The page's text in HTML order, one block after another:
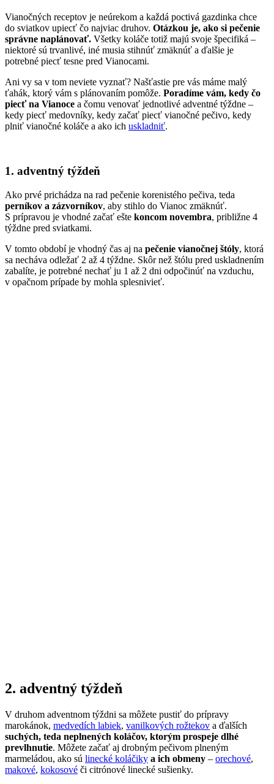
Vianočných receptov je neúrekom a každá poctivá gazdinka chce
do sviatkov upiecť čo najviac druhov. Otázkou je, ako si pečenie
správne naplánovať. Všetky koláče totiž majú svoje špecifiká –
niektoré sú trvanlivé, iné musia stihnúť zmäknúť a ďalšie je
potrebné piecť tesne pred Vianocami.
Ani vy sa v tom neviete vyznať? Našťastie pre vás máme malý
ťahák, ktorý vám s plánovaním pomôže. Poradíme vám, kedy čo
piecť na Vianoce a čomu venovať jednotlivé adventné týždne –
kedy piecť medovníky, kedy začať piecť vianočné pečivo, kedy
plniť vianočné koláče a ako ich uskladniť.
1. adventný týždeň
Ako prvé prichádza na rad pečenie korenistého pečiva, teda
perníkov a zázvorníkov, aby stihlo do Vianoc zmäknúť.
S prípravou je vhodné začať ešte koncom novembra, približne 4
týždne pred sviatkami.
V tomto období je vhodný čas aj na pečenie vianočnej štóly, ktorá
sa necháva odležať 2 až 4 týždne. Skôr než štólu pred uskladnením
zabalíte, je potrebné nechať ju 1 až 2 dni odpočinúť na vzduchu,
v opačnom prípade by mohla splesnivieť.
2. adventný týždeň
V druhom adventnom týždni sa môžete pustiť do prípravy
marokánok, medvedích labiek, vanilkových rožtekov a ďalších
suchých, teda neplnených koláčov, ktorým prospeje dlhé
prevlhnutie. Môžete začať aj drobným pečivom plneným
marmeládou, ako sú linecké koláčiky a ich obmeny – orechové,
makové, kokosové či citrónové linecké sušienky.